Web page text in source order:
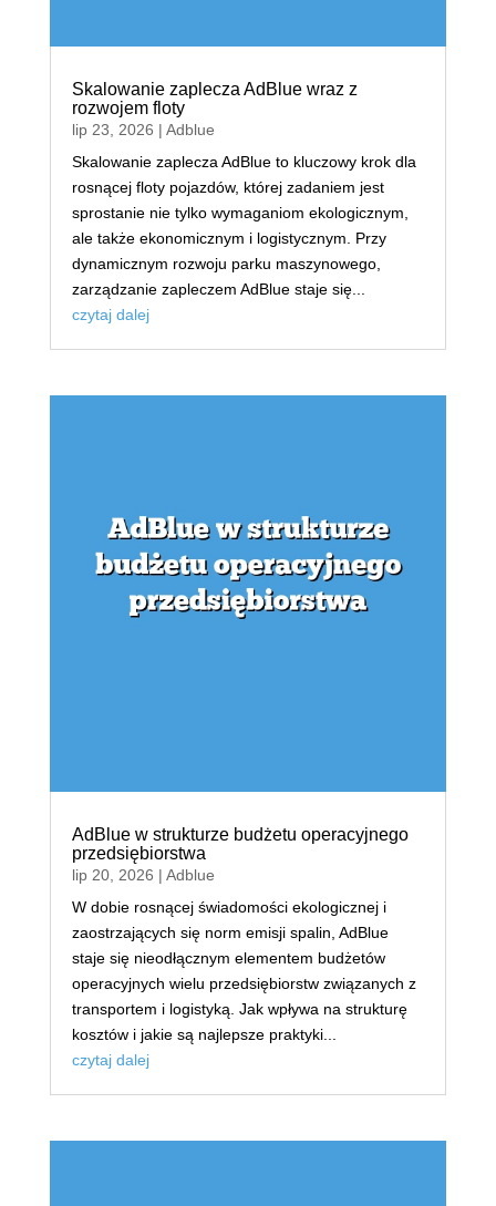
Skalowanie zaplecza AdBlue wraz z
rozwojem floty
lip 23, 2026 | Adblue
Skalowanie zaplecza AdBlue to kluczowy krok dla
rosnącej floty pojazdów, której zadaniem jest
sprostanie nie tylko wymaganiom ekologicznym,
ale także ekonomicznym i logistycznym. Przy
dynamicznym rozwoju parku maszynowego,
zarządzanie zapleczem AdBlue staje się...
czytaj dalej
AdBlue w strukturze budżetu operacyjnego
przedsiębiorstwa
lip 20, 2026 | Adblue
W dobie rosnącej świadomości ekologicznej i
zaostrzających się norm emisji spalin, AdBlue
staje się nieodłącznym elementem budżetów
operacyjnych wielu przedsiębiorstw związanych z
transportem i logistyką. Jak wpływa na strukturę
kosztów i jakie są najlepsze praktyki...
czytaj dalej